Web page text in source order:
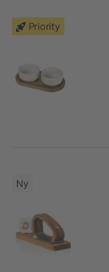
Priority
Ny